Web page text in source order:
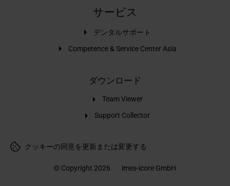
サービス
デンタルサポート
Competence & Service Center Asia
ダウンロード
Team Viewer
Support Collector
クッキーの同意を更新または変更する
© Copyright 2026 imes-icore GmbH